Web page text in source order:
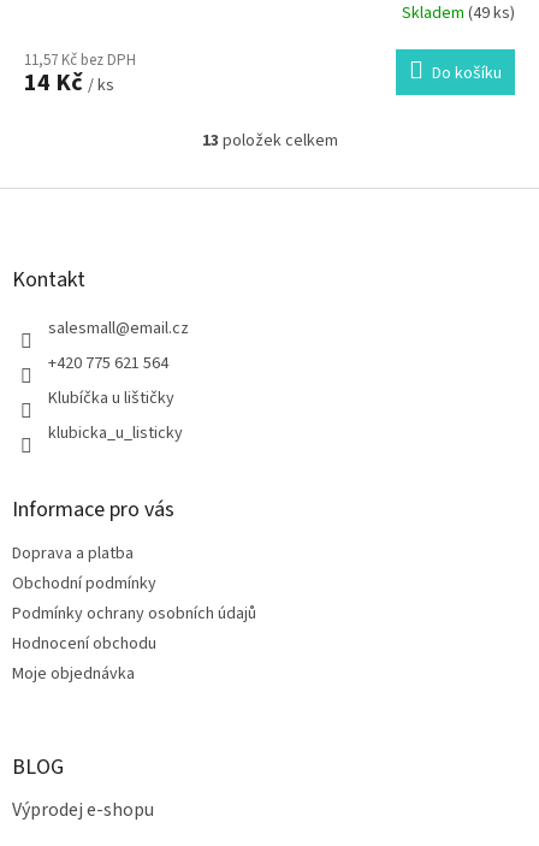
Skladem (49 ks)
11,57 Kč bez DPH
14 Kč / ks Do košíku
O
l
13 položek celkem
Z
Kontakt
salesmall@email.cz
+420 775 621 564
Klubíčka u lištičky
klubicka_u_listicky
Informace pro vás
Doprava a platba
Obchodní podmínky
Podmínky ochrany osobních údajů
Hodnocení obchodu
Moje objednávka
BLOG
Výprodej e-shopu